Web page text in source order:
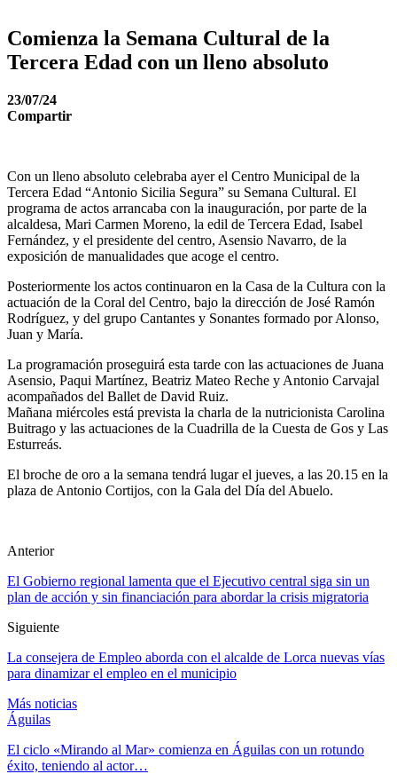
Comienza la Semana Cultural de la
Tercera Edad con un lleno absoluto
23/07/24
Compartir
Con un lleno absoluto celebraba ayer el Centro Municipal de la
Tercera Edad “Antonio Sicilia Segura” su Semana Cultural. El
programa de actos arrancaba con la inauguración, por parte de la
alcaldesa, Mari Carmen Moreno, la edil de Tercera Edad, Isabel
Fernández, y el presidente del centro, Asensio Navarro, de la
exposición de manualidades que acoge el centro.
Posteriormente los actos continuaron en la Casa de la Cultura con la
actuación de la Coral del Centro, bajo la dirección de José Ramón
Rodríguez, y del grupo Cantantes y Sonantes formado por Alonso,
Juan y María.
La programación proseguirá esta tarde con las actuaciones de Juana
Asensio, Paqui Martínez, Beatriz Mateo Reche y Antonio Carvajal
acompañados del Ballet de David Ruiz.
Mañana miércoles está prevista la charla de la nutricionista Carolina
Buitrago y las actuaciones de la Cuadrilla de la Cuesta de Gos y Las
Esturreás.
El broche de oro a la semana tendrá lugar el jueves, a las 20.15 en la
plaza de Antonio Cortijos, con la Gala del Día del Abuelo.
Anterior
El Gobierno regional lamenta que el Ejecutivo central siga sin un
plan de acción y sin financiación para abordar la crisis migratoria
Siguiente
La consejera de Empleo aborda con el alcalde de Lorca nuevas vías
para dinamizar el empleo en el municipio
Más noticias
Águilas
El ciclo «Mirando al Mar» comienza en Águilas con un rotundo
éxito, teniendo al actor…